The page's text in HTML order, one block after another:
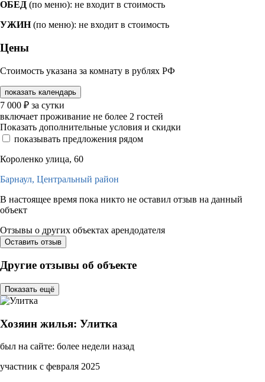
ОБЕД (по меню): не входит в стоимость
УЖИН(по меню): не входит в стоимость
Цены
Стоимость указана за комнату в рублях РФ
показать календарь
7 000 ₽ за сутки
включает проживание не более 2 гостей
Показать дополнительные условия и скидки
показывать предложения рядом
Короленко улица, 60
Барнаул, Центральный район
В настоящее время пока никто не оставил отзыв на данный
объект
Отзывы о других объектах арендодателя
Оставить отзыв
Другие отзывы об объекте
Показать ещё
Хозяин жилья: Улитка
был на сайте: более недели назад
участник с февраля 2025